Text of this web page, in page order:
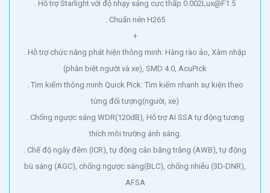
. Hỗ trợ Starlight với độ nhạy sáng cực thấp 0.002Lux@F1.5
. Chuẩn nén H265
+
. Hỗ trợ chức năng phát hiện thông minh: Hàng rào ảo, Xâm nhập
(phân biệt người và xe), SMD 4.0, AcuPick
. Tìm kiếm thông minh Quick Pick: Tìm kiếm nhanh sự kiện theo
từng đối tượng(người, xe)
. Chống ngược sáng WDR(120dB), Hỗ trợ AI SSA tự động tương
thích môi trường ánh sáng.
. Chế độ ngày đêm (ICR), tự động cân bằng trắng (AWB), tự động
bù sáng (AGC), chống ngược sáng(BLC), chống nhiễu (3D-DNR),
AFSA